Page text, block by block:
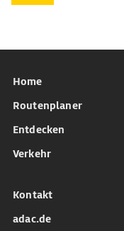
Home
Routenplaner
Entdecken
Verkehr
Kontakt
adac.de